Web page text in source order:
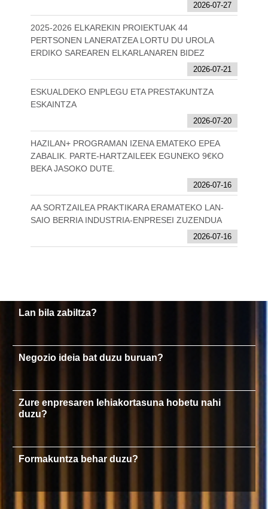
2026-07-27
2025-2026 ELKAREKIN PROIEKTUAK 44
PERTSONEN LANERATZEA LORTU DU UROLA
ERDIKO SAREAREN ELKARLANAREN BIDEZ
2026-07-21
ESKUALDEKO ENPLEGU ETA PRESTAKUNTZA
ESKAINTZA
2026-07-20
HAZILAN+ PROGRAMAN IZENA EMATEKO EPEA
ZABALIK. PARTE-HARTZAILEEK EGUNEKO 9€KO
BEKA JASOKO DUTE.
2026-07-16
AA SORTZAILEA PRAKTIKARA ERAMATEKO LAN-
SAIO BERRIA INDUSTRIA-ENPRESEI ZUZENDUA
2026-07-16
Lan bila zabiltza?
Negozio ideia bat duzu buruan?
Zure enpresaren lehiakortasuna hobetu nahi
duzu?
Formakuntza behar duzu?